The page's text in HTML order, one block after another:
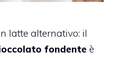
latte alternativo: il
fondente è